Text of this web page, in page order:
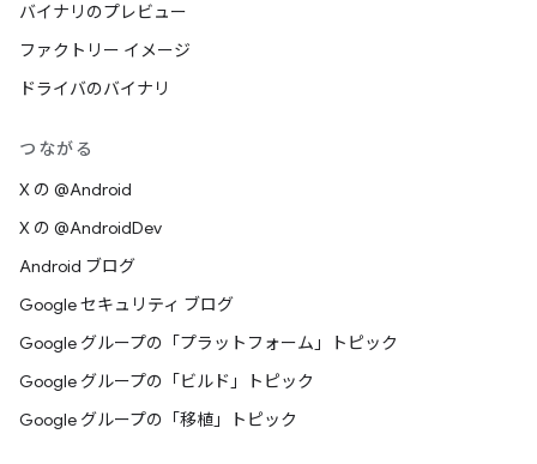
バイナリのプレビュー
ファクトリー イメージ
ドライバのバイナリ
つながる
X の @Android
X の @AndroidDev
Android ブログ
Google セキュリティ ブログ
Google グループの「プラットフォーム」トピック
Google グループの「ビルド」トピック
Google グループの「移植」トピック